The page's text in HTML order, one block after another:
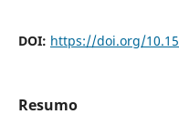
DOI: https://doi.org/
Resumo